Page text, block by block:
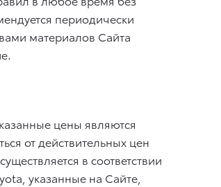
периодически
материалов Сайта
цены являются
от действительных цен
в соответствии
указанные на Сайте,